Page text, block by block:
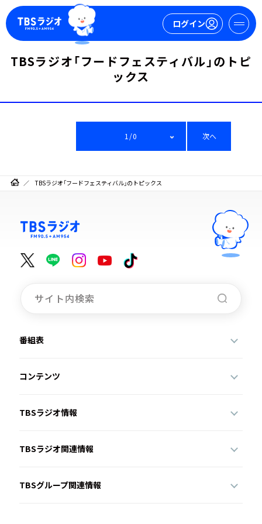
ログイン
ログイン 新規会員登録
週間番組表
トピックス
TBS Podcast
お知らせ
YouTube
TBSラジオ「フードフェスティバル」のトピ
ックス
1/0 次へ
TBSラジオ「フードフェスティバル」のトピックス
番組表
コンテンツ
TBSラジオ情報
TBSラジオ関連情報
TBSグループ関連情報